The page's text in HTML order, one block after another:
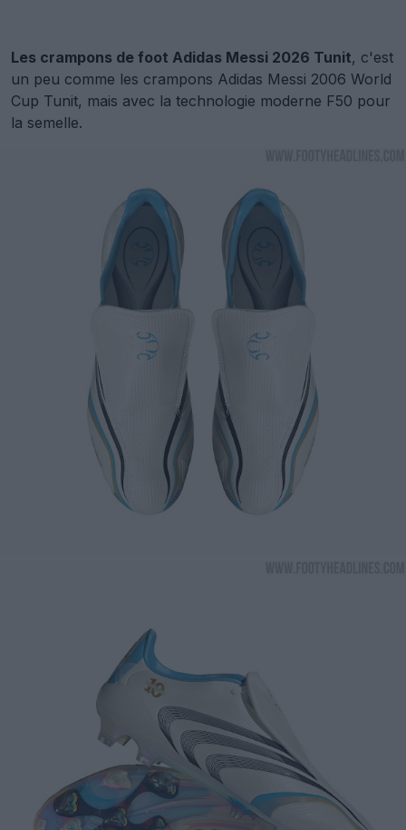
Les crampons de foot Adidas Messi 2026 Tunit, c'est
un peu comme les crampons Adidas Messi 2006 World
Cup Tunit, mais avec la technologie moderne F50 pour
la semelle.